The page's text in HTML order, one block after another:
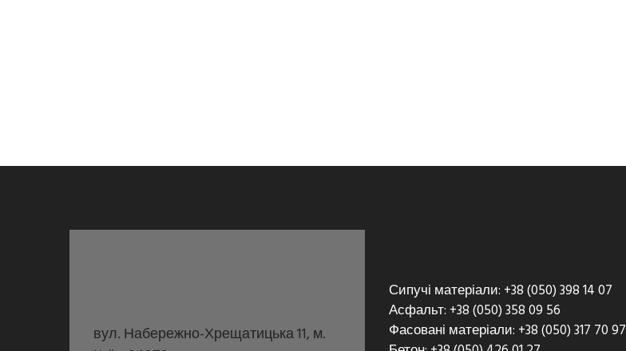
вул. Набережно-Хрещатицька 11, м.
Сипучі матеріали: +38 (050) 398 14 07
Асфальт: +38 (050) 358 09 56
Фасовані матеріали: +38 (050) 317 70 97